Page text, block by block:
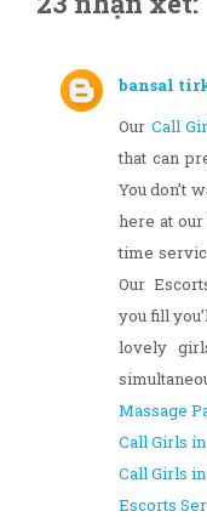
bansal
Our Call
that can
You don’t
here at
time
Our
you fill
lovely
Massage
Call Girls
Call Girls
Escorts